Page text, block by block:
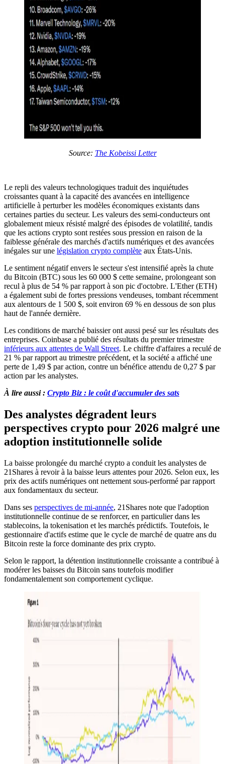
Source: The Kobeissi Letter
Le repli des valeurs technologiques traduit des inquiétudes
croissantes quant à la capacité des avancées en intelligence
artificielle à perturber les modèles économiques existants dans
certaines parties du secteur. Les valeurs des semi-conducteurs ont
globalement mieux résisté malgré des épisodes de volatilité, tandis
que les actions crypto sont restées sous pression en raison de la
faiblesse générale des marchés d'actifs numériques et des avancées
inégales sur une législation crypto complète aux États-Unis.
Le sentiment négatif envers le secteur s'est intensifié après la chute
du Bitcoin (BTC) sous les 60 000 $ cette semaine, prolongeant son
recul à plus de 54 % par rapport à son pic d'octobre. L'Ether (ETH)
a également subi de fortes pressions vendeuses, tombant récemment
aux alentours de 1 500 $, soit environ 69 % en dessous de son plus
haut de l'année dernière.
Les conditions de marché baissier ont aussi pesé sur les résultats des
entreprises. Coinbase a publié des résultats du premier trimestre
inférieurs aux attentes de Wall Street. Le chiffre d'affaires a reculé de
21 % par rapport au trimestre précédent, et la société a affiché une
perte de 1,49 $ par action, contre un bénéfice attendu de 0,27 $ par
action par les analystes.
À lire aussi : Crypto Biz : le coût d'accumuler des sats
Des analystes dégradent leurs
perspectives crypto pour 2026 malgré une
adoption institutionnelle solide
La baisse prolongée du marché crypto a conduit les analystes de
21Shares à revoir à la baisse leurs attentes pour 2026. Selon eux, les
prix des actifs numériques ont nettement sous-performé par rapport
aux fondamentaux du secteur.
Dans ses perspectives de mi-année, 21Shares note que l'adoption
institutionnelle continue de se renforcer, en particulier dans les
stablecoins, la tokenisation et les marchés prédictifs. Toutefois, le
gestionnaire d'actifs estime que le cycle de marché de quatre ans du
Bitcoin reste la force dominante des prix crypto.
Selon le rapport, la détention institutionnelle croissante a contribué à
modérer les baisses du Bitcoin sans toutefois modifier
fondamentalement son comportement cyclique.